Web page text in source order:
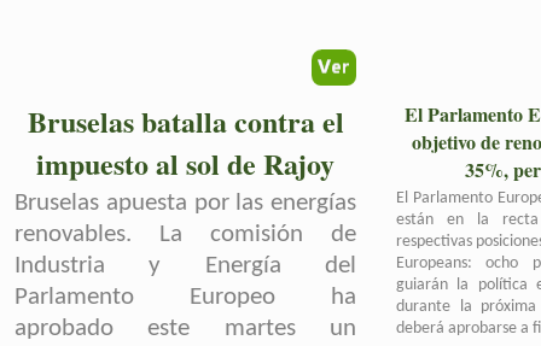
Bruselas batalla contra el
impuesto al sol de Rajoy
El Parlamento
objetivo de
35%,
Bruselas apuesta por las energías
renovables. La comisión de
Industria y Energía del
Parlamento Europeo ha
aprobado este martes un
El Parlamento
están en la
respectivas
Europeans: ocho
guiarán la política
durante la
deberá aprobarse a